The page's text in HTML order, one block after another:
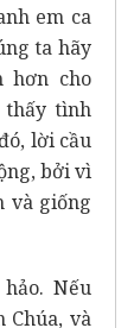
em ca
ta hãy
hơn cho
thấy tình
lời cầu
bởi vì
và giống
Nếu
Chúa, và